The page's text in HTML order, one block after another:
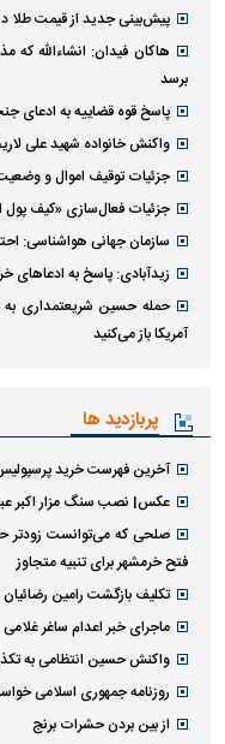
پیش‌بینی جدید از قیمت طلا در
هاکان فیدان: انشاءالله که
برسد
پاسخ قوه قضاییه به ادعای
واکنش خانواده شهید علی
جزئیات توقیف اموال و
جزئیات فعال‌سازی «کیف پول
سازمان جهانی هواشناسی:
زیدآبادی: پاسخ به ادعا‌های
حمله حسین شریعتمداری به
آمریکا باز می‌کنید
پربازدید ها
آخرین فهرست خرید
عکس| نصب سنگ مزار اکبر
صلحی که می‌توانست
فتح خرمشهر برای تنبیه متجاوز
تکلیف بازگشت رامین
ماجرای خبر اعدام ساغر غلامی
واکنش حسین انتظامی به
روزنامه جمهوری اسلامی
از بین بردن حشرات برنج